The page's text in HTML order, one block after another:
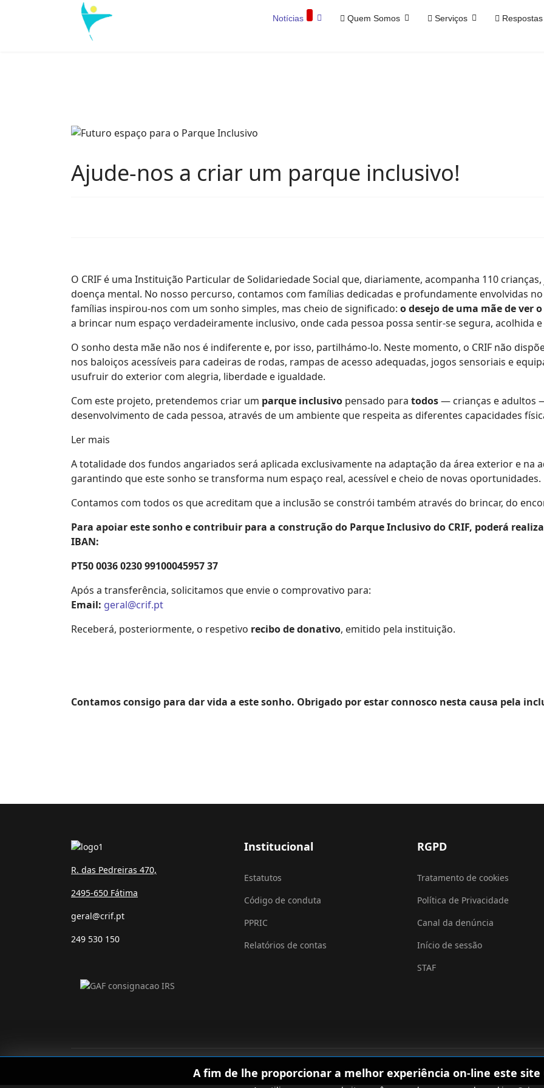
Notícias Quem Somos Serviços
Ajude-nos a criar um parque inclusivo!
O CRIF é uma Instituição Particular de Solidariedade Social que, diariamente, acompanha 110
doença mental. No nosso percurso, contamos com famílias dedicadas e profundamente envolvidas
famílias inspirou-nos com um sonho simples, mas cheio de significado: o desejo de uma mãe de ver
a brincar num espaço verdadeiramente inclusivo, onde cada pessoa possa sentir-se segura, acolhida
O sonho desta mãe não nos é indiferente e, por isso, partilhámo-lo. Neste momento, o CRIF não
nos baloiços acessíveis para cadeiras de rodas, rampas de acesso adequadas, jogos sensoriais e
usufruir do exterior com alegria, liberdade e igualdade.
Com este projeto, pretendemos criar um parque inclusivo pensado para todos— crianças e adultos
desenvolvimento de cada pessoa, através de um ambiente que respeita as diferentes capacidades
Ler mais
A totalidade dos fundos angariados será aplicada exclusivamente na adaptação da área exterior e na
garantindo que este sonho se transforma num espaço real, acessível e cheio de novas oportunidades.
Contamos com todos os que acreditam que a inclusão se constrói também através do brincar, do
Para apoiar este sonho e contribuir para a construção do Parque Inclusivo do CRIF, poderá
IBAN:
PT50 0036 0230 99100045957 37
Após a transferência, solicitamos que envie o comprovativo para:
Email: geral@crif.pt
Receberá, posteriormente, o respetivo recibo de donativo, emitido pela instituição.
Contamos consigo para dar vida a este sonho. Obrigado por estar connosco nesta causa pela
R. das Pedreiras 470,
2495-650 Fátima
geral@crif.pt
249 530 150
Institucional
Estatutos
Código de conduta
PPRIC
Relatórios de contas
RGPD
Tratamento de cookies
Política de Privacidade
Canal da denúncia
Início de sessão
STAF
A fim de lhe proporcionar a melhor experiência on-line este site